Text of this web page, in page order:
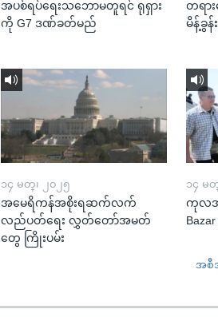
အပစ်ရပ်ရေးသဘောမတူရင် ရုရှား
ကို G7 ဒဏ်ခတ်မည်
တရား
မိန့်ခွန်
၁၄ မတ္၊ ၂၀၂၅
အမေရိကန်အစိုးရဆက်လက်
လည်ပတ်ရေး လွှတ်တော်အမတ်
တွေ ကြိုးပမ်း
၁၄ မ
ကုလအ
အစီ